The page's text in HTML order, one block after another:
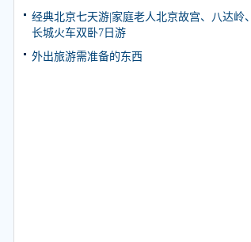
经典北京七天游|家庭老人北京故宫、八达岭、
长城火车双卧7日游
外出旅游需准备的东西